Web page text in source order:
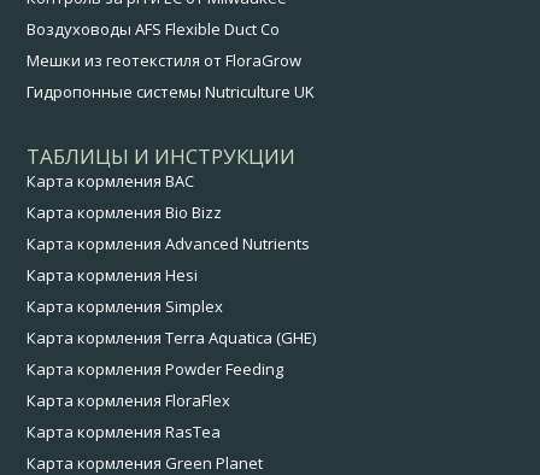
Воздуховоды AFS Flexible Duct Co
Мешки из геотекстиля от FloraGrow
Гидропонные системы Nutriculture UK
ТАБЛИЦЫ И ИНСТРУКЦИИ
Карта кормления BAC
Карта кормления Bio Bizz
Карта кормления Advanced Nutrients
Карта кормления Hesi
Карта кормления Simplex
Карта кормления Terra Aquatica (GHE)
Карта кормления Powder Feeding
Карта кормления FloraFlex
Карта кормления RasTea
Карта кормления Green Planet